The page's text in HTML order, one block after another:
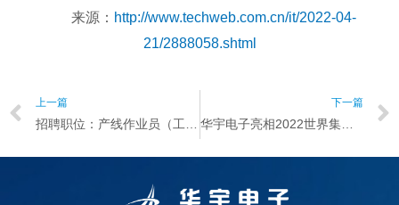
来源： http://www.techweb.com.cn/it/2022-04-
21/2888058.shtml
上一篇
招聘职位：产线作业员（工作地点：安徽省池州市）
下一篇
华宇电子亮相2022世界集成电路大会